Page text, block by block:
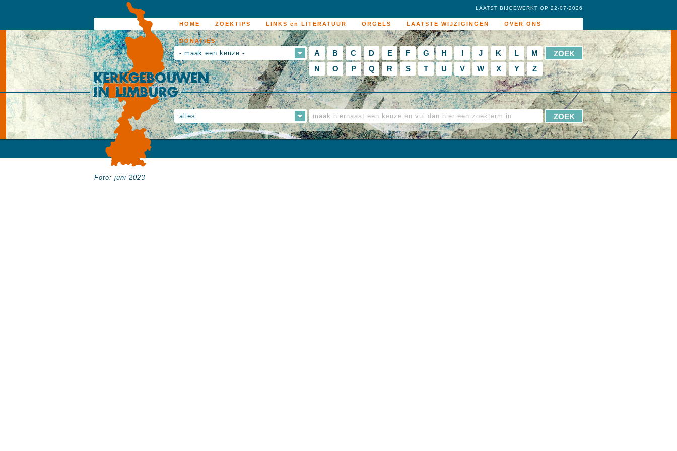
HOME ZOEKTIPS LINKS en LITERATUUR ORGELS LAATSTE WIJZIGINGEN OVER ONS
DONATIES
LAATST BIJGEWERKT OP 22-07-2026
- maak een keuze - A B C D E F G H I J K L
M
N
O P Q R S T U V W X Y Z
alles
Foto: juni 2023